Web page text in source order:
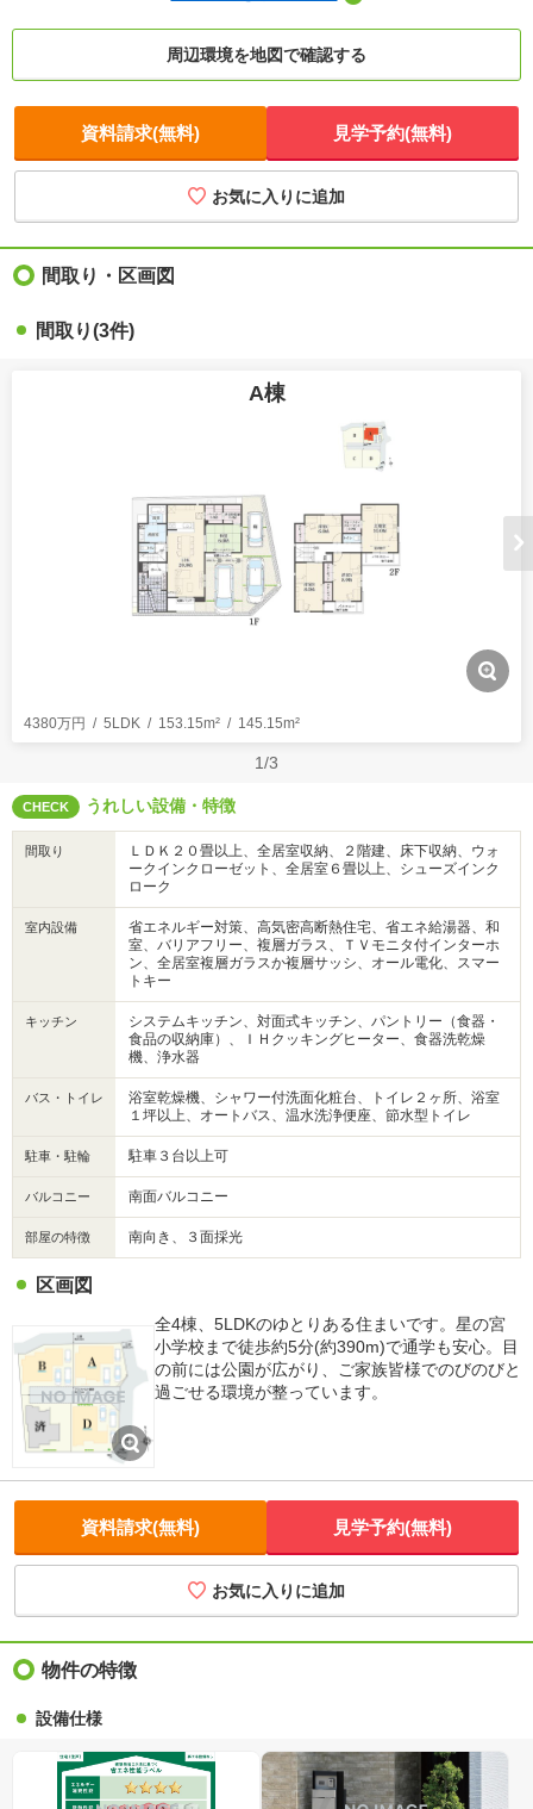
周辺環境を地図で確認する
資料請求(無料) 見学予約(無料)
お気に入りに追加
間取り・区画図
間取り(3件)
A棟
4380万円 5LDK 153.15m² 145.15m²
1/3
CHECK うれしい設備・特徴
間取り
ＬＤＫ２０畳以上、全居室収納、２階建、床下収納、ウォ
ークインクローゼット、全居室６畳以上、シューズインク
ローク
室内設備
省エネルギー対策、高気密高断熱住宅、省エネ給湯器、和
室、バリアフリー、複層ガラス、ＴＶモニタ付インターホ
ン、全居室複層ガラスか複層サッシ、オール電化、スマー
トキー
キッチン
システムキッチン、対面式キッチン、パントリー（食器・
食品の収納庫）、ＩＨクッキングヒーター、食器洗乾燥
機、浄水器
バス・トイレ
浴室乾燥機、シャワー付洗面化粧台、トイレ２ヶ所、浴室
１坪以上、オートバス、温水洗浄便座、節水型トイレ
駐車・駐輪 駐車３台以上可
バルコニー 南面バルコニー
部屋の特徴 南向き、３面採光
区画図
全4棟、5LDKのゆとりある住まいです。星の宮
小学校まで徒歩約5分(約390m)で通学も安心。目
の前には公園が広がり、ご家族皆様でのびのびと
過ごせる環境が整っています。
資料請求(無料) 見学予約(無料)
お気に入りに追加
物件の特徴
設備仕様